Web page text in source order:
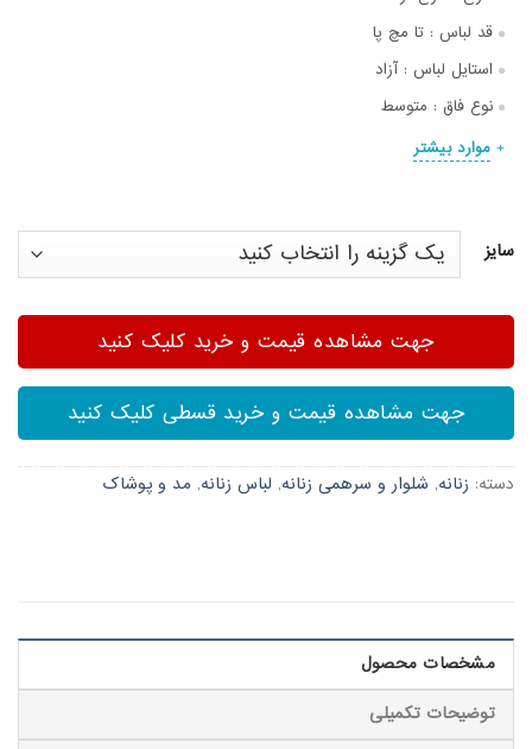
قد لباس : تا مچ پا
استایل لباس : آزاد
نوع فاق : متوسط
موارد بیشتر
سایز
جهت مشاهده قیمت و خرید کلیک کنید
جهت مشاهده قیمت و خرید قسطی کلیک کنید
دسته: زنانه, شلوار و سرهمی زنانه, لباس زنانه, مد و پوشاک
مشخصات محصول
توضیحات تکمیلی